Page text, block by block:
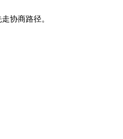
协商路径。